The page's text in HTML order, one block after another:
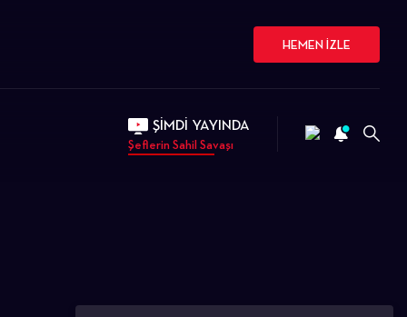
HEMEN İZLE
ŞİMDİ YAYINDA
Şeflerin Sahil Savaşı